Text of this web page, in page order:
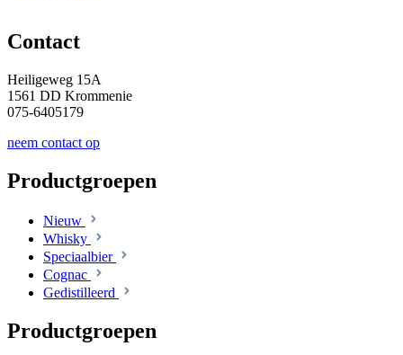
Contact
Heiligeweg 15A
1561 DD Krommenie
075-6405179
neem contact op
Productgroepen
Nieuw
Whisky
Speciaalbier
Cognac
Gedistilleerd
Productgroepen